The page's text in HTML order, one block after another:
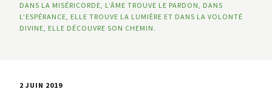
DANS LA MISÉRICORDE, L’ÂME TROUVE LE PARDON, DANS
L’ESPÉRANCE, ELLE TROUVE LA LUMIÈRE ET DANS LA VOLONTÉ
DIVINE, ELLE DÉCOUVRE SON CHEMIN.
2 JUIN 2019